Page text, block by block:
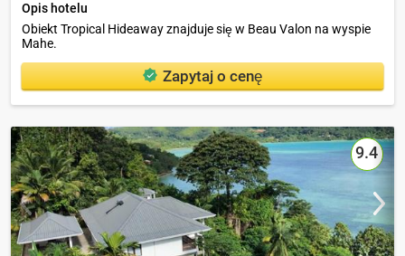
Opis hotelu
Obiekt Tropical Hideaway znajduje się w Beau Valon na wyspie
Mahe.
Zapytaj o cenę
9.4